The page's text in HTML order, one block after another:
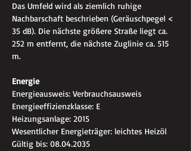
Das Umfeld wird als ziemlich ruhige
Nachbarschaft beschrieben (Geräuschpegel <
35 dB). Die nächste größere Straße liegt ca.
252 m entfernt, die nächste Zuglinie ca. 515
m.
Energie
Energieausweis: Verbrauchsausweis
Energieeffizienzklasse: E
Heizungsanlage: 2015
Wesentlicher Energieträger: leichtes Heizöl
Gültig bis: 08.04.2035